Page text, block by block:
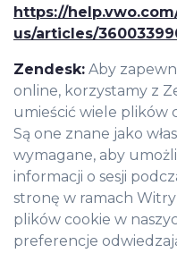
https://
us/articles/
Zendesk: Aby
online, korzystamy z
umieścić wiele plików
Są one znane jako
wymagane, aby
informacji o sesji
stronę w ramach
plików cookie w
preferencje